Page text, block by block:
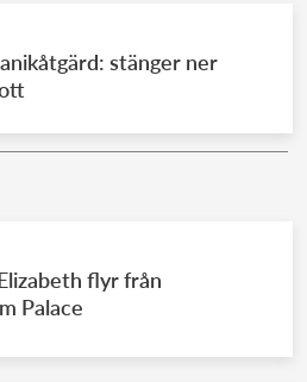
kungahuset
kungahusetstänger ner
flyr från
Palace